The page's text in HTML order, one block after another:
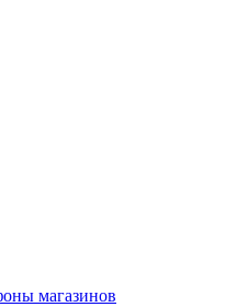
магазинов